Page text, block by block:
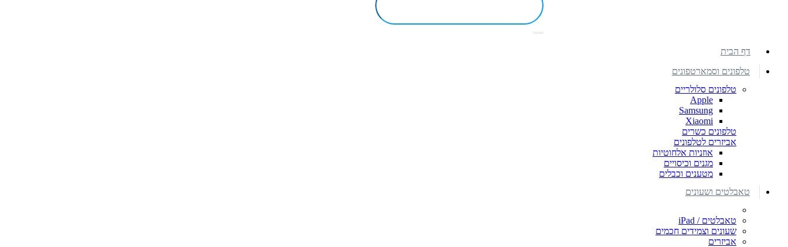
דף הבית
טלפונים וסמארטפונים
טלפונים סלולריים
Apple
Samsung
Xiaomi
טלפונים כשרים
אביזרים לטלפונים
אוזניות אלחוטיות
מגנים וכיסויים
מטענים וכבלים
טאבלטים ושעונים
טאבלטים / iPad
שעונים וצמידים חכמים
אביזרים